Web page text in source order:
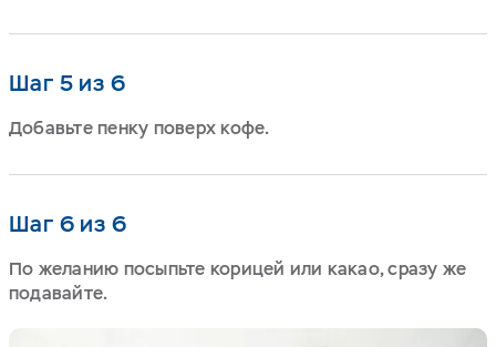
Шаг 5 из 6
Добавьте пенку поверх кофе.
Шаг 6 из 6
По желанию посыпьте корицей или какао, сразу же
подавайте.